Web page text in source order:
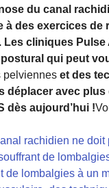
du canal
à des exercices
Les cliniques
qui peut
pelviennes et des
déplacer avec plus
dès aujourd’hui !
rachidien ne
de
de lombalgies à un